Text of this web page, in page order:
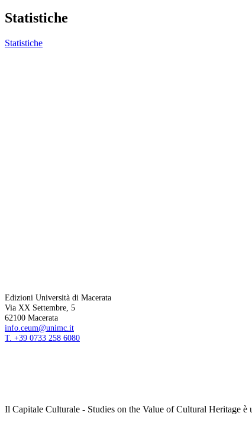
Statistiche
Statistiche
Edizioni Università di Macerata
Via XX Settembre, 5
62100 Macerata
info.ceum@unimc.it
T. +39 0733 258 6080
Il Capitale Culturale - Studies on the Value of Cultural Heritage